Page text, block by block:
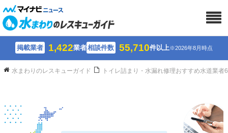
掲載業者 1,422業者相談件数 55,710件以上※2026年8月時点
水まわりのレスキューガイド トイレ詰まり・水漏れ修理おすすめ水道業